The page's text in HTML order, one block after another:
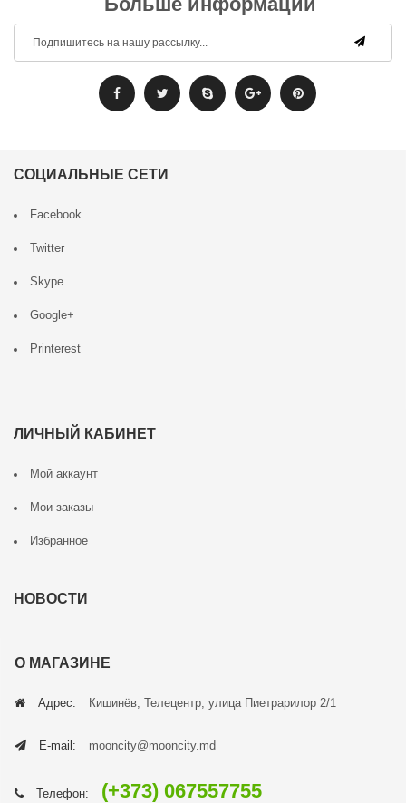
СОЦИАЛЬНЫЕ СЕТИ
Facebook
Twitter
Skype
Google+
Printerest
ЛИЧНЫЙ КАБИНЕТ
Мой аккаунт
Мои заказы
Избранное
НОВОСТИ
О МАГАЗИНЕ
Адрес: Кишинёв, Телецентр, улица Пиетрарилор 2/1
E-mail: mooncity@mooncity.md
Телефон: (+373) 067557755